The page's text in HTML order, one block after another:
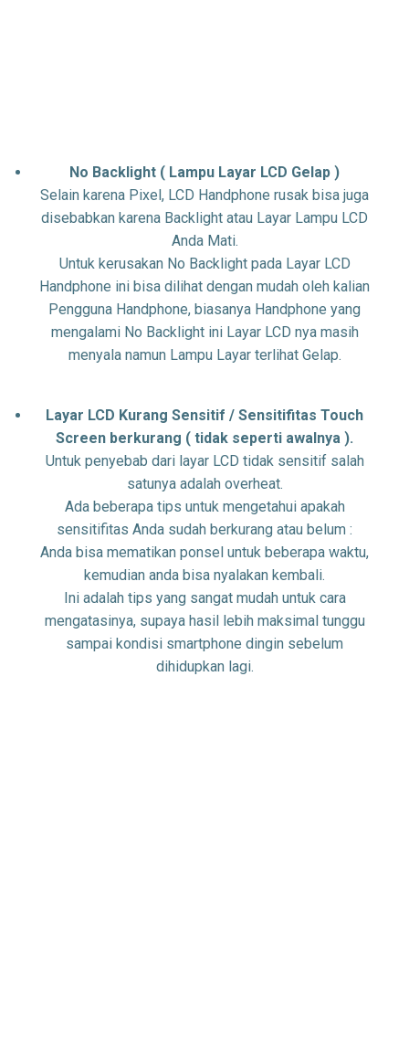
No Backlight ( Lampu Layar LCD Gelap )
Selain karena Pixel, LCD Handphone rusak bisa juga
disebabkan karena Backlight atau Layar Lampu LCD
Anda Mati.
Untuk kerusakan No Backlight pada Layar LCD
Handphone ini bisa dilihat dengan mudah oleh kalian
Pengguna Handphone, biasanya Handphone yang
mengalami No Backlight ini Layar LCD nya masih
menyala namun Lampu Layar terlihat Gelap.
Layar LCD Kurang Sensitif / Sensitifitas Touch
Screen berkurang ( tidak seperti awalnya ).
Untuk penyebab dari layar LCD tidak sensitif salah
satunya adalah overheat.
Ada beberapa tips untuk mengetahui apakah
sensitifitas Anda sudah berkurang atau belum :
Anda bisa mematikan ponsel untuk beberapa waktu,
kemudian anda bisa nyalakan kembali.
Ini adalah tips yang sangat mudah untuk cara
mengatasinya, supaya hasil lebih maksimal tunggu
sampai kondisi smartphone dingin sebelum
dihidupkan lagi.